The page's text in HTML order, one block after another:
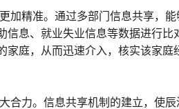
加精准。通过多部门信息共享，
息、就业失业信息等数据进行比
家庭，从而迅速介入，核实该家
合力。信息共享机制的建立，使